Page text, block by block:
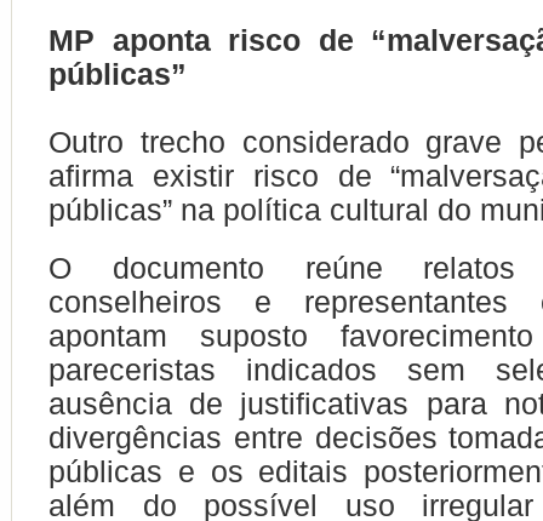
MP aponta risco de
públicas”
Outro trecho considerado grave
afirma existir risco de
públicas” na política cultural do
O documento reúne
conselheiros e representantes
apontam suposto
pareceristas indicados sem
ausência de justificativas para
divergências entre decisões
públicas e os editais
além do possível uso